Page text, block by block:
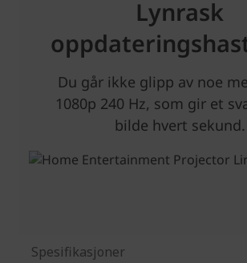
Spesifikasjoner